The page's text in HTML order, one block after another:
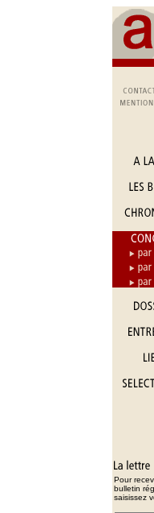
Pour
bulletin
saisissez